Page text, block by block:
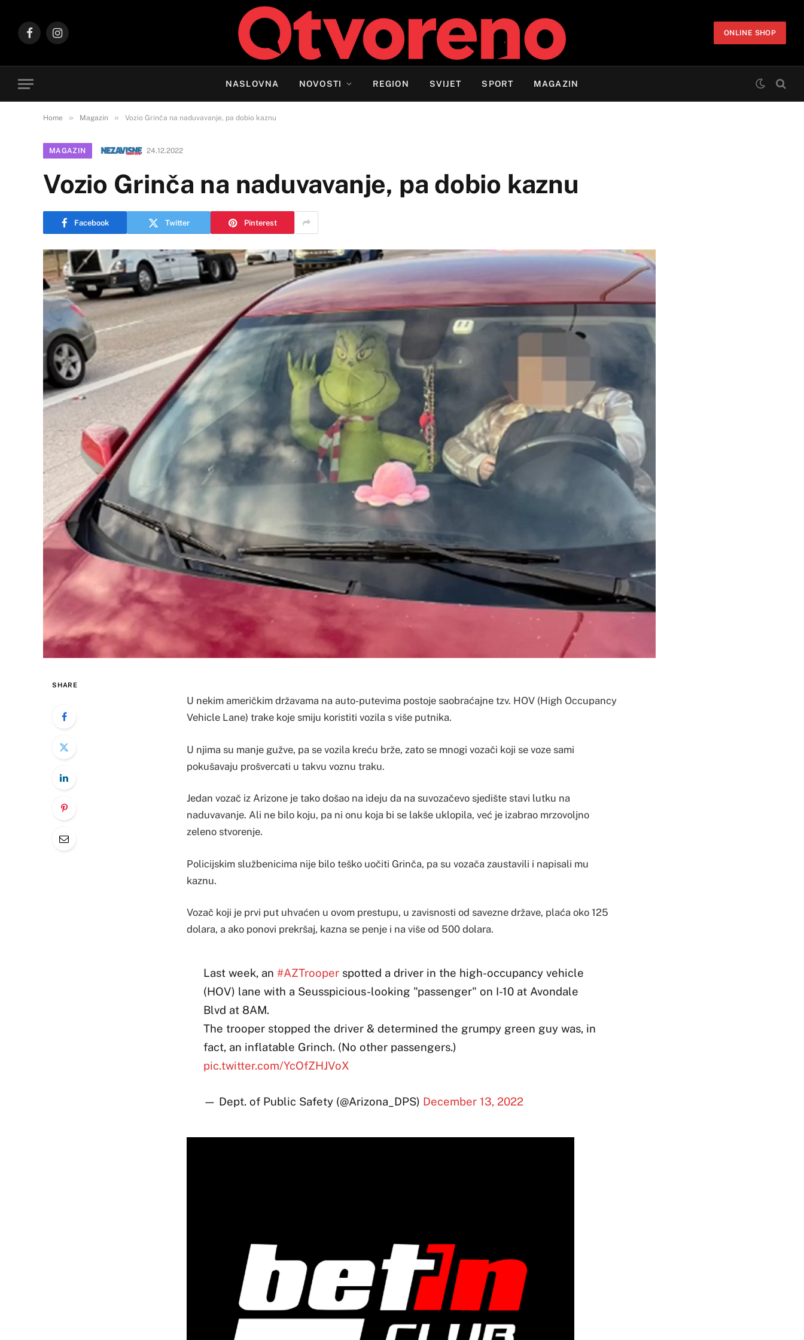
FacebookInstagram
ONLINE SHOP
NASLOVNA NOVOSTI REGION SVIJET SPORT MAGAZIN
Home » Magazin » Vozio Grinča na naduvavanje, pa dobio kaznu
MAGAZIN 24.12.2022
Vozio Grinča na naduvavanje, pa dobio kaznu
Facebook Twitter Pinterest
SHARE
U nekim američkim državama na auto-putevima postoje saobraćajne tzv. HOV (High Occupancy
Vehicle Lane) trake koje smiju koristiti vozila s više putnika.
U njima su manje gužve, pa se vozila kreću brže, zato se mnogi vozači koji se voze sami
pokušavaju prošvercati u takvu voznu traku.
Jedan vozač iz Arizone je tako došao na ideju da na suvozačevo sjedište stavi lutku na
naduvavanje. Ali ne bilo koju, pa ni onu koja bi se lakše uklopila, već je izabrao mrzovoljno
zeleno stvorenje.
Policijskim službenicima nije bilo teško uočiti Grinča, pa su vozača zaustavili i napisali mu
kaznu.
Vozač koji je prvi put uhvaćen u ovom prestupu, u zavisnosti od savezne države, plaća oko 125
dolara, a ako ponovi prekršaj, kazna se penje i na više od 500 dolara.
Last week, an #AZTrooperspotted a driver in the high-occupancy vehicle
(HOV) lane with a Seusspicious-looking "passenger" on I-10 at Avondale
Blvd at 8AM.
The trooper stopped the driver & determined the grumpy green guy was, in
fact, an inflatable Grinch. (No other passengers.)
pic.twitter.com/YcOfZHJVoX
— Dept. of Public Safety (@Arizona_DPS) December 13, 2022